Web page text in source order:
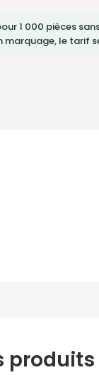
1 000 pièces
le tarif
produits